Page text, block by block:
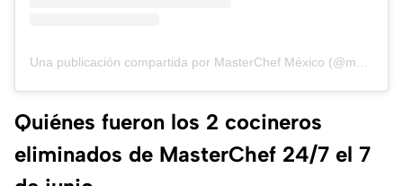
Quiénes fueron los 2 cocineros
eliminados de MasterChef 24/7 el 7